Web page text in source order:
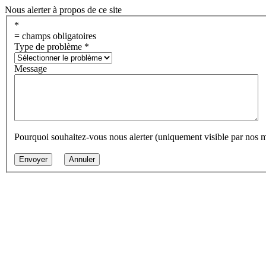
Nous alerter à propos de ce site
*
= champs obligatoires
Type de problème *
Message
Pourquoi souhaitez-vous nous alerter (uniquement visible par nos